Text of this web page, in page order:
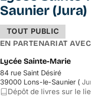
Saunier (Jura)
TOUT PUBLIC
EN PARTENARIAT AVEC
Lycée Sainte-Marie
84 rue Saint Désiré
39000 Lons-le-Saunier (
Dépôt de livres sur le